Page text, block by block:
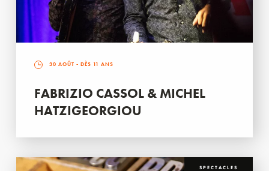
30 AOÛT - DÈS 11 ANS
FABRIZIO CASSOL & MICHEL
HATZIGEORGIOU
SPECTACLES